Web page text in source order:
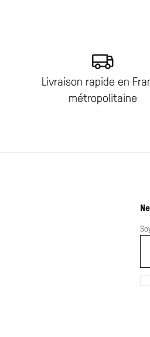
Livraison rapide en
métropolitaine